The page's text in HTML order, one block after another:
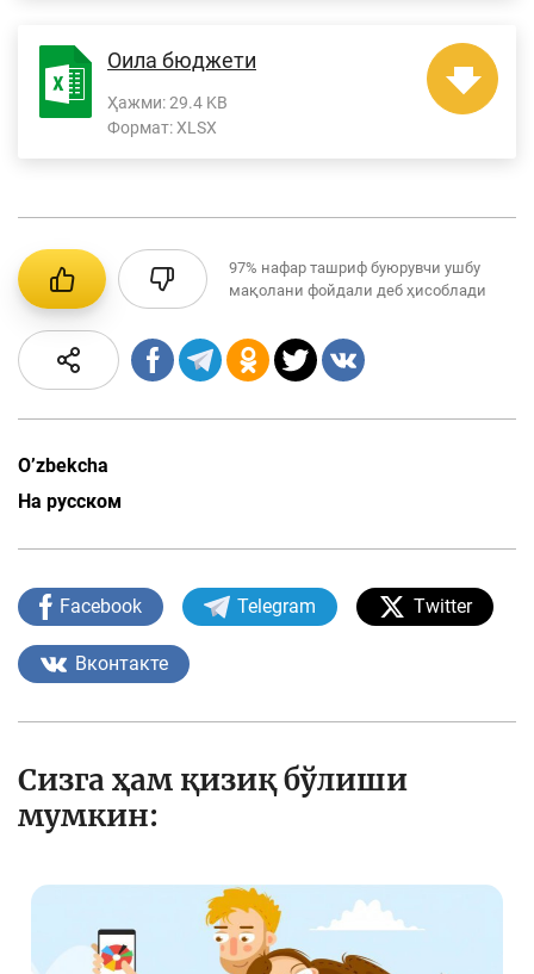
Оила бюджети
Ҳажми:29.4 KB
Формат:XLSX
97% нафар ташриф буюрувчи ушбу
мақолани фойдали деб ҳисоблади
O’zbekcha
На русском
Facebook Telegram Twitter
Вконтакте
Сизга ҳам қизиқ бўлиши
мумкин: